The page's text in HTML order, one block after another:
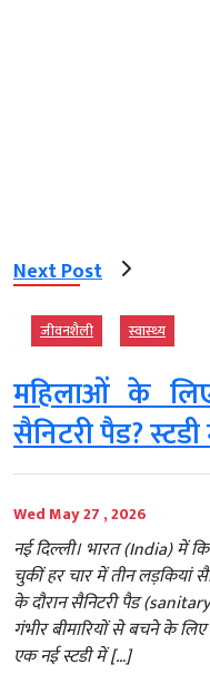
Next Post
जीवनशैली स्‍वास्‍थ्‍य
महिलाओं के
सैनिटरी पैड?
Wed May 27 , 2026
नई दिल्ली। भारत (India) में
चुकीं हर चार में तीन लड़कियां
के दौरान सैनिटरी पैड
गंभीर बीमारियों से बचने के
एक नई स्टडी में […]